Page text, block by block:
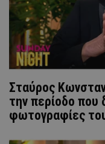
Σταύρος
την περίοδο που
φωτογραφίες